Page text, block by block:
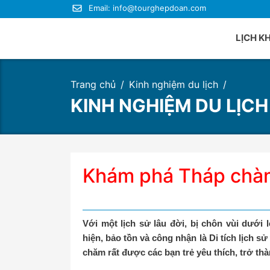
Email: info@tourghepdoan.com
LỊCH
Du
Du
Trang chủ Kinh nghiệm du lịch
KINH NGHIỆM DU LỊCH
Khám phá Tháp
Với một lịch sử lâu đời, bị chôn vùi dưới
hiện, bảo tồn và công nhận là Di tích lịch
chăm rất được các bạn trẻ yêu thích, trở